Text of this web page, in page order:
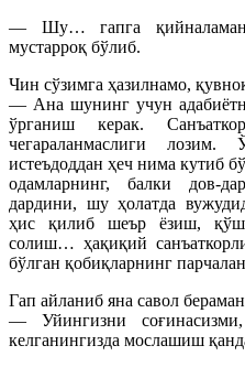
— Шу… гапга
мустарроқ бўлиб.
Чин сўзимга ҳазилнамо,
— Ана шунинг учун
ўрганиш керак.
чегараланмаслиги
истеъдоддан ҳеч нима кутиб
одамларнинг, балки дов-
дардини, шу ҳолатда
ҳис қилиб шеър ёзиш,
солиш… ҳақиқий
бўлган қобиқларнинг
Гап айланиб яна савол
— Уйингизни
келганингизда мослашиш